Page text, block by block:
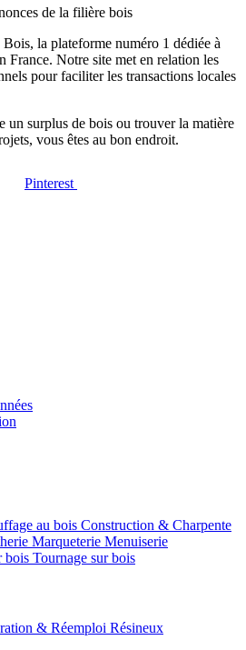
de la filière bois
la plateforme numéro 1 dédiée à
France. Notre site met en relation les
pour faciliter les transactions locales
un surplus de bois ou trouver la matière
vous êtes au bon endroit.
Pinterest
au bois Construction & Charpente
Marqueterie Menuiserie
bois Tournage sur bois
& Réemploi Résineux